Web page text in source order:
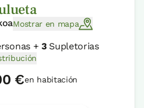
Mostrar en mapa
+ 3Supletorias
€en habitación